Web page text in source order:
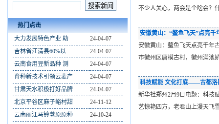
热门点击
大力发展特色产业 助
24-04-07
吉林省汪清县60%以
24-04-07
云南食用豆新品种 测
24-04-07
育种新技术引领云麦产
24-04-07
甘肃天水积极打好品牌
24-04-07
北京平谷区麻子峪村甜
24-11-12
云南丽江马铃薯原原种
24-10-24
不少人关心，两会是个啥会？
安徽黄山：“鳌鱼飞天”点亮千
安徽黄山：鳌鱼飞天点亮千年
市徽州区唐模古村，徽州满池
科技赋能 文化打底——古都洛
新华社郑州2月9日电题：科
艺惊艳四方，老君山上漫天飞